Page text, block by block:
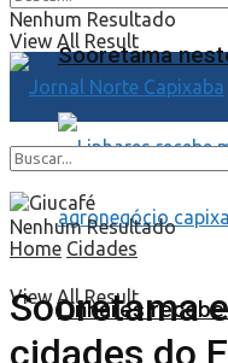
Sooretama
Linhares
Nenhum Resultado
View All Result
Nenhum Resultado
View All Result
Home Cidades
Sooretama
cidades do